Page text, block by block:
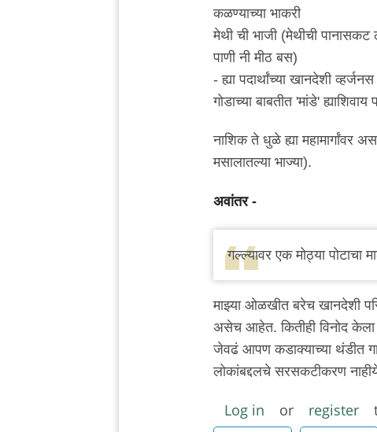
विषारी
वडापाव
कळण्याच्या भाकरी
मेथी ची भाजी (मेथीची
पाणी नी मीठ बस)
- ह्या पदार्थांच्या खानदेशी
गोडाच्या बाबतीत 'मांडे'
नाशिक ते धुळे ह्या महामार्गांवर
मसालातल्या भाज्या).
अवांतर -
गल्ल्यावर एक मोठ्या पोटाचा
माझ्या ओळखीत बरेच खानदेशी
असेच आहेत. कितीही विनोद
जेवढं आपण कडाक्याच्या थंडीत
लोकांबद्दलचे सरसकटीकरण
Log in or register